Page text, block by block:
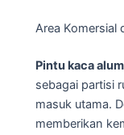
Area Komersial
Pintu kaca
sebagai partisi
masuk utama.
memberikan